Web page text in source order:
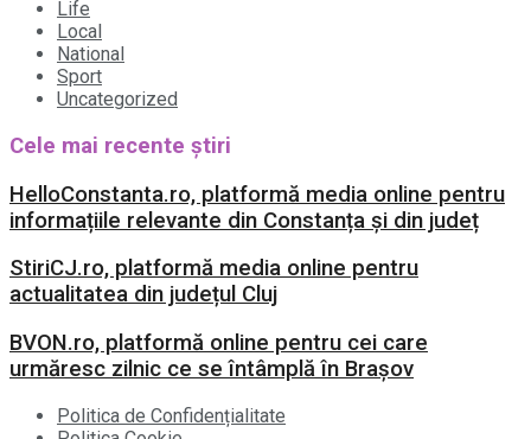
Life
Local
National
Sport
Uncategorized
Cele mai recente știri
HelloConstanta.ro, platformă media online pentru
informațiile relevante din Constanța și din județ
StiriCJ.ro, platformă media online pentru
actualitatea din județul Cluj
BVON.ro, platformă online pentru cei care
urmăresc zilnic ce se întâmplă în Brașov
Politica de Confidențialitate